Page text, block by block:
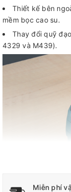
Thiết kế bên
mềm bọc cao su.
Thay đổi quỹ
4329 và M439).
Miễn phí